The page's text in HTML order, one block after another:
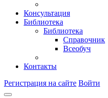
Консультация
Библиотека
Библиотека
Справочник
Всеобуч
Контакты
Регистрация на сайте Войти